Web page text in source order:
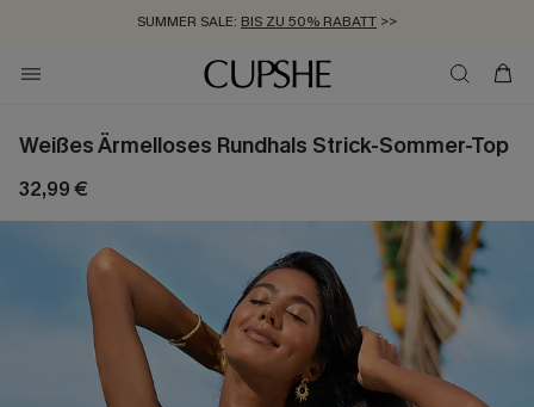
SUMMER SALE: BIS ZU 50% RABATT >>
ZUM NEWSLETTER:BIS ZU -20% EXTRA ERHALTEN
KOSTENLOSER VERSAND AB 89 €
Weißes Ärmelloses Rundhals Strick-Sommer-Top
32,99 €